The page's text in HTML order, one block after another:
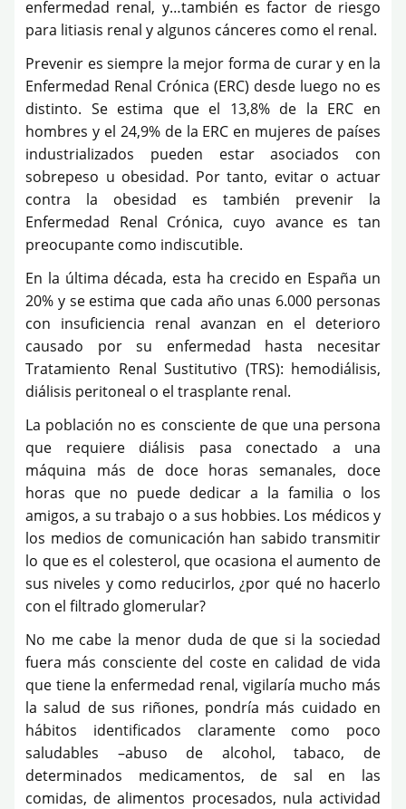
enfermedad renal, y…también es factor de riesgo
para litiasis renal y algunos cánceres como el renal.
Prevenir es siempre la mejor forma de curar y en la
Enfermedad Renal Crónica (ERC) desde luego no es
distinto. Se estima que el 13,8% de la ERC en
hombres y el 24,9% de la ERC en mujeres de países
industrializados pueden estar asociados con
sobrepeso u obesidad. Por tanto, evitar o actuar
contra la obesidad es también prevenir la
Enfermedad Renal Crónica, cuyo avance es tan
preocupante como indiscutible.
En la última década, esta ha crecido en España un
20% y se estima que cada año unas 6.000 personas
con insuficiencia renal avanzan en el deterioro
causado por su enfermedad hasta necesitar
Tratamiento Renal Sustitutivo (TRS): hemodiálisis,
diálisis peritoneal o el trasplante renal.
La población no es consciente de que una persona
que requiere diálisis pasa conectado a una
máquina más de doce horas semanales, doce
horas que no puede dedicar a la familia o los
amigos, a su trabajo o a sus hobbies. Los médicos y
los medios de comunicación han sabido transmitir
lo que es el colesterol, que ocasiona el aumento de
sus niveles y como reducirlos, ¿por qué no hacerlo
con el filtrado glomerular?
No me cabe la menor duda de que si la sociedad
fuera más consciente del coste en calidad de vida
que tiene la enfermedad renal, vigilaría mucho más
la salud de sus riñones, pondría más cuidado en
hábitos identificados claramente como poco
saludables –abuso de alcohol, tabaco, de
determinados medicamentos, de sal en las
comidas, de alimentos procesados, nula actividad